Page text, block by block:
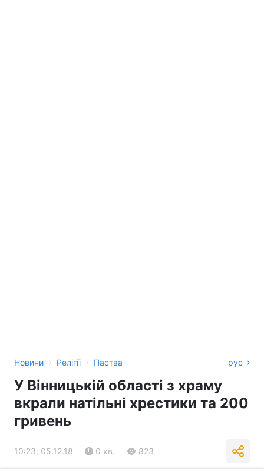
Новини › Релігії › Паства рус
У Вінницькій області з храму
вкрали натільні хрестики та 200
гривень
10:23, 05.12.18 0 хв. 823